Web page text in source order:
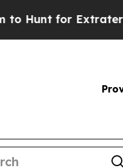
Extraterrestrials